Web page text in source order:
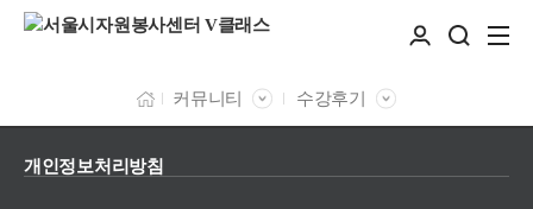
커뮤니티 수강후기
개인정보처리방침